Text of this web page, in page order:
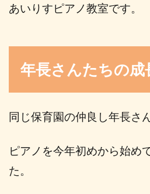
あいりすピアノ教室です。
年長さんたちの成
同じ保育園の仲良し年長さ
ピアノを今年初めから始め
た。